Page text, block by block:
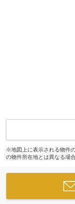
※地図上に表示される物件
の物件所在地とは異なる場